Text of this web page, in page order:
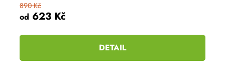
od 623 Kč
890 Kč
DETAIL